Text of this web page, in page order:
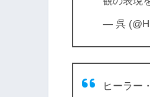
— 呉
ヒーラー